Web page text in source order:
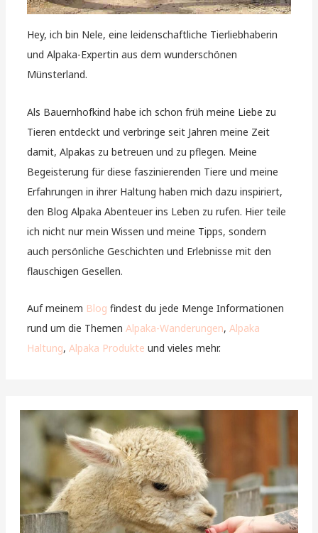
Hey, ich bin Nele, eine leidenschaftliche Tierliebhaberin
und Alpaka-Expertin aus dem wunderschönen
Münsterland.
Als Bauernhofkind habe ich schon früh meine Liebe zu
Tieren entdeckt und verbringe seit Jahren meine Zeit
damit, Alpakas zu betreuen und zu pflegen. Meine
Begeisterung für diese faszinierenden Tiere und meine
Erfahrungen in ihrer Haltung haben mich dazu inspiriert,
den Blog Alpaka Abenteuer ins Leben zu rufen. Hier teile
ich nicht nur mein Wissen und meine Tipps, sondern
auch persönliche Geschichten und Erlebnisse mit den
flauschigen Gesellen.
Auf meinem Blog findest du jede Menge Informationen
rund um die ThemenAlpaka-Wanderungen,Alpaka
Haltung,Alpaka Produkte und vieles mehr.